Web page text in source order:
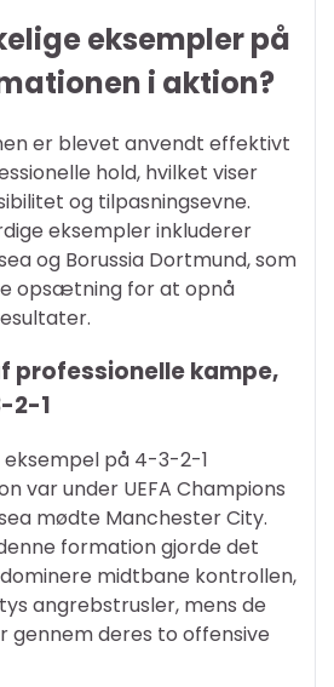
eksempler på
i aktion?
er blevet anvendt effektivt
hold, hvilket viser
og tilpasningsevne.
eksempler inkluderer
og Borussia Dortmund, som
opsætning for at opnå
professionelle kampe,
2-1
på 4-3-2-1
var under UEFA Champions
mødte Manchester City.
formation gjorde det
midtbane kontrollen,
angrebstrusler, mens de
gennem deres to offensive